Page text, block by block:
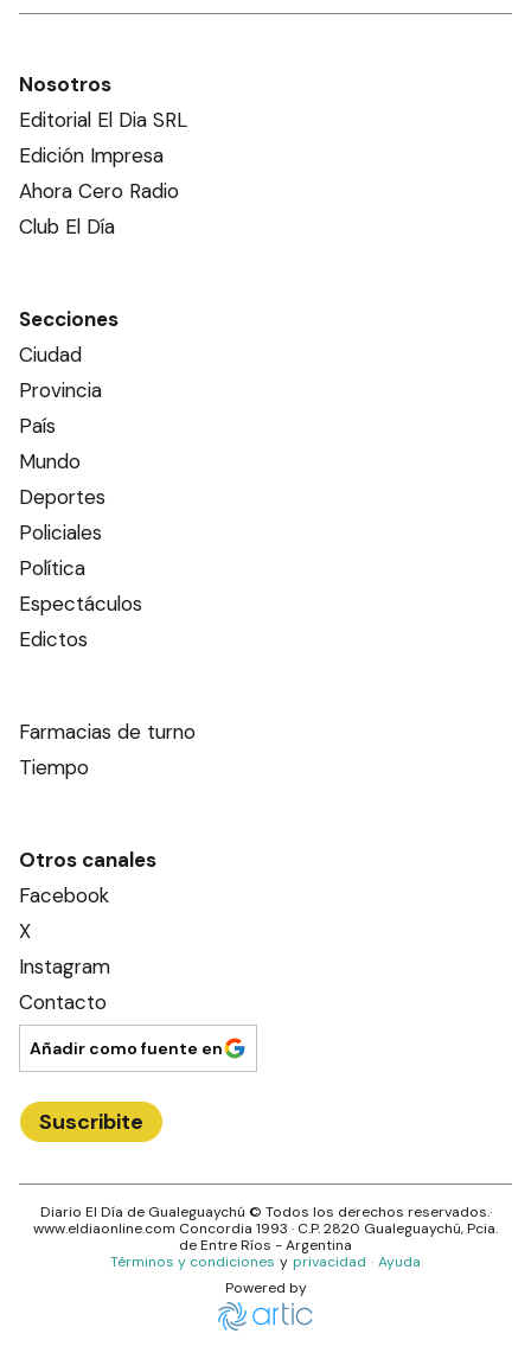
Nosotros
Editorial El Dia SRL
Edición Impresa
Ahora Cero Radio
Club El Día
Secciones
Ciudad
Provincia
País
Mundo
Deportes
Policiales
Política
Espectáculos
Edictos
Farmacias de turno
Tiempo
Otros canales
Facebook
X
Instagram
Contacto
Añadir como fuente en
Suscribite
Diario El Día de Gualeguaychú © Todos los derechos reservados.·
www.eldiaonline.com Concordia 1993 · C.P.2820 Gualeguaychú, Pcia.
deEntre Ríos - Argentina
Términos y condiciones y privacidad · Ayuda
Powered by